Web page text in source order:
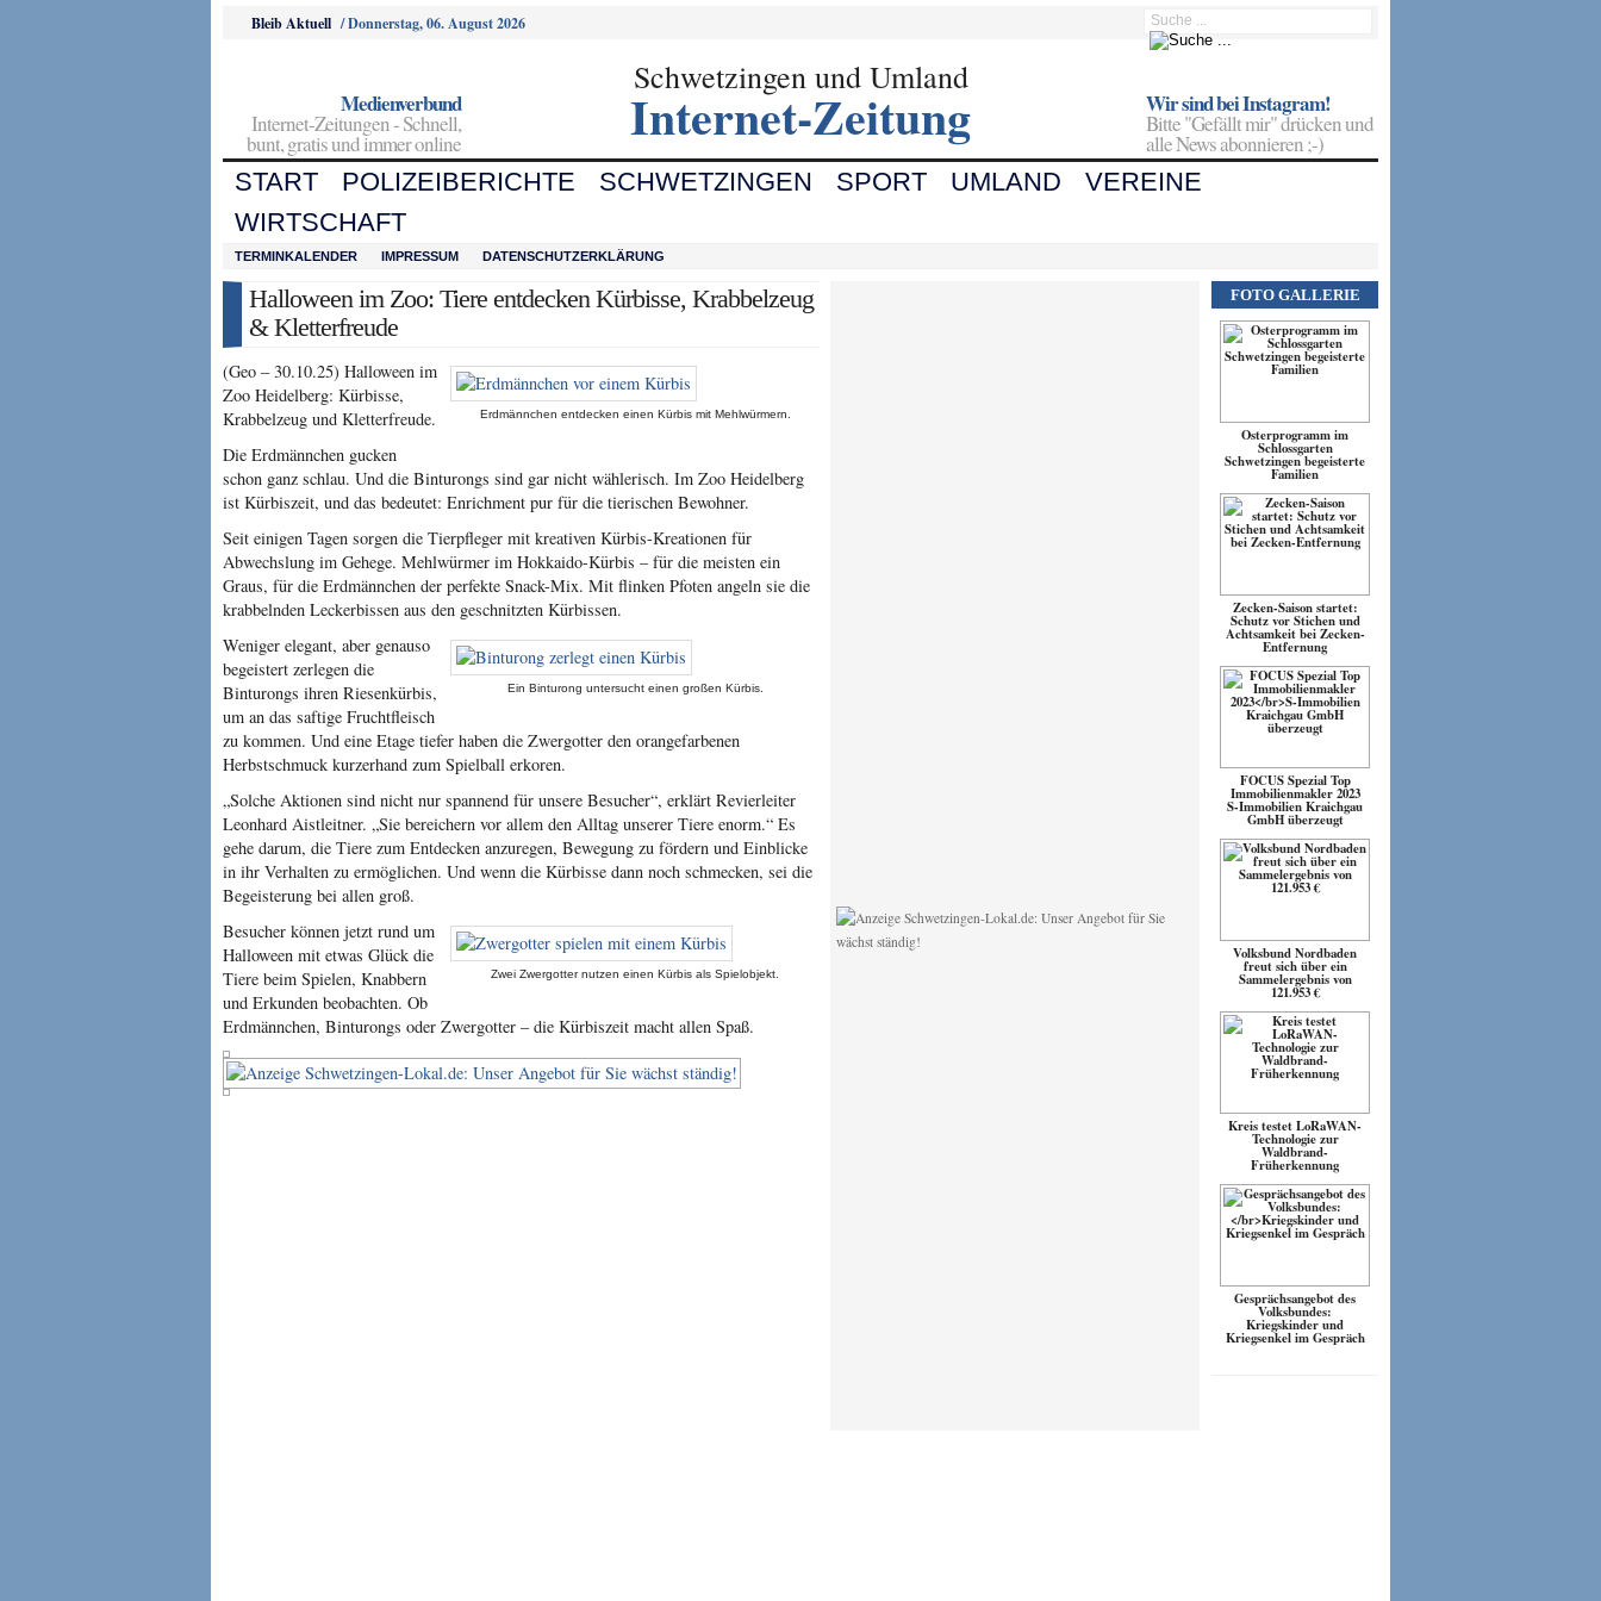
Bleib Aktuell /Donnerstag, 06. August 2026
Medienverbund
Internet-Zeitungen - Schnell,
bunt, gratis und immer online
Schwetzingen und Umland
Internet-Zeitung Wir sind bei Instagram!
Bitte "Gefällt mir" drücken und
alle News abonnieren ;-)
START POLIZEIBERICHTE SCHWETZINGEN SPORT UMLAND
VEREINE
WIRTSCHAFT
TERMINKALENDER IMPRESSUM DATENSCHUTZERKLÄRUNG
Halloween im Zoo: Tiere entdecken Kürbisse, Krabbelzeug
& Kletterfreude
Erdmännchen entdecken einen Kürbis mit Mehlwürmern.
(Geo – 30.10.25) Halloween im
Zoo Heidelberg: Kürbisse,
Krabbelzeug und Kletterfreude.
Die Erdmännchen gucken
schon ganz schlau. Und die Binturongs sind gar nicht wählerisch. Im Zoo Heidelberg
ist Kürbiszeit, und das bedeutet: Enrichment pur für die tierischen Bewohner.
Seit einigen Tagen sorgen die Tierpfleger mit kreativen Kürbis-Kreationen für
Abwechslung im Gehege. Mehlwürmer im Hokkaido-Kürbis – für die meisten ein
Graus, für die Erdmännchen der perfekte Snack-Mix. Mit flinken Pfoten angeln sie die
krabbelnden Leckerbissen aus den geschnitzten Kürbissen.
Ein Binturong untersucht einen großen Kürbis.
Weniger elegant, aber genauso
begeistert zerlegen die
Binturongs ihren Riesenkürbis,
um an das saftige Fruchtfleisch
zu kommen. Und eine Etage tiefer haben die Zwergotter den orangefarbenen
Herbstschmuck kurzerhand zum Spielball erkoren.
„Solche Aktionen sind nicht nur spannend für unsere Besucher“, erklärt Revierleiter
Leonhard Aistleitner. „Sie bereichern vor allem den Alltag unserer Tiere enorm.“ Es
gehe darum, die Tiere zum Entdecken anzuregen, Bewegung zu fördern und Einblicke
in ihr Verhalten zu ermöglichen. Und wenn die Kürbisse dann noch schmecken, sei die
Begeisterung bei allen groß.
Zwei Zwergotter nutzen einen Kürbis als Spielobjekt.
Besucher können jetzt rund um
Halloween mit etwas Glück die
Tiere beim Spielen, Knabbern
und Erkunden beobachten. Ob
Erdmännchen, Binturongs oder Zwergotter – die Kürbiszeit macht allen Spaß.
FOTO GALLERIE
Osterprogramm im
Schlossgarten
Schwetzingen begeisterte
Familien
Zecken-Saison startet:
Schutz vor Stichen und
Achtsamkeit bei Zecken-
Entfernung
FOCUS Spezial Top
Immobilienmakler 2023
S-Immobilien Kraichgau
GmbH überzeugt
Volksbund Nordbaden
freut sich über ein
Sammelergebnis von
121.953 €
Kreis testet LoRaWAN-
Technologie zur
Waldbrand-
Früherkennung
Gesprächsangebot des
Volksbundes:
Kriegskinder und
Kriegsenkel im Gespräch